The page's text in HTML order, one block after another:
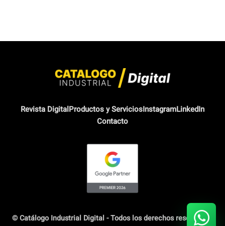
Revista DigitalProductos y ServiciosInstagramLinkedIn
Contacto
© Catálogo Industrial Digital - Todos los derechos reservados.